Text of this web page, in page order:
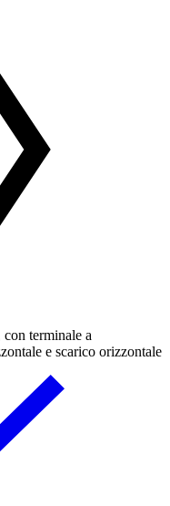
terminale a
e scarico orizzontale